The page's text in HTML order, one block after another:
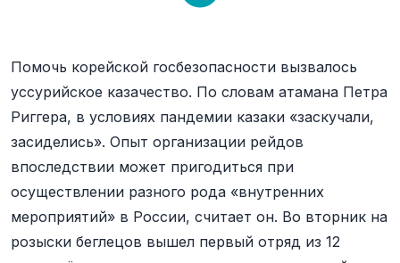
Помочь корейской госбезопасности вызвалось
уссурийское казачество. По словам атамана Петра
Риггера, в условиях пандемии казаки «заскучали,
засиделись». Опыт организации рейдов
впоследствии может пригодиться при
осуществлении разного рода «внутренних
мероприятий» в России, считает он. Во вторник на
розыски беглецов вышел первый отряд из 12